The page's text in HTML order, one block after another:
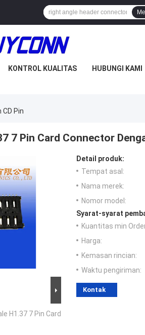
KONTROL KUALITAS HUBUNGI KAMI
Pin
7 Pin Card Connector
H1.37 7 Pin Card
Detail produk:
Tempat asal:
Nama merek:
Nomor model:
Syarat-syarat
Kuantitas min
Harga:
Kemasan rincian:
Waktu pengiriman:
Kontak